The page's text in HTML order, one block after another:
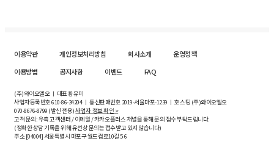
이용약관 개인정보처리방침 회사소개
운영정책
이용방법
공지사항 이벤트 FAQ
(주)와이오엘오 ㅣ 대표 황유미
사업자등록번호610-86-34204ㅣ 통신판매번호 2019-서울마포-1239 ㅣ 호스팅 (주)와이오엘오
070-8676-8799 (발신 전용)사업자 정보 확인 >
고객 문의: 우측 고객센터 / 이메일 / 카카오플러스 채널을 통해 문의 접수 부탁드립니다.
(정확한 상담 기록을 위해 유선상 문의는 접수받고 있지 않습니다)
주소 [04004] 서울특별시 마포구 월드컵로10길5-6